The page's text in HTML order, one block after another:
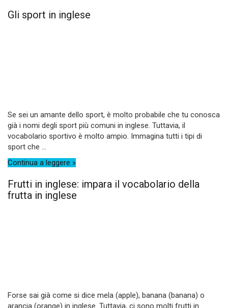
Gli sport in inglese
Se sei un amante dello sport, è molto probabile che tu conosca
già i nomi degli sport più comuni in inglese. Tuttavia, il
vocabolario sportivo è molto ampio. Immagina tutti i tipi di
sport che ...
Continua a leggere »
Frutti in inglese: impara il vocabolario della
frutta in inglese
Forse sai già come si dice mela (apple), banana (banana) o
arancia (orange) in inglese. Tuttavia, ci sono molti frutti in